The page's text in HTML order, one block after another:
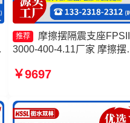
推荐
摩擦摆隔震支座
3000-400-4.11厂家 摩擦摆
摩擦摆隔震支座FPSII-
FPSII-7000-300-3.48源头
厂
￥9697